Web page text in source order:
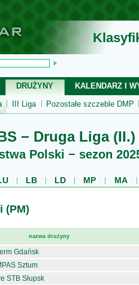
DRUŻYNY
KALENDARZ I
III Liga Pozostałe szczeble DMP
− Druga Liga (II.)
Polski − sezon
LB LD MP MA
(PM)
nazwa drużyny
Gdańsk
Sztum
STB Słupsk